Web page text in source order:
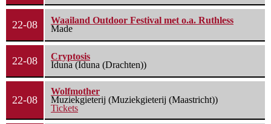
22-08
Waailand Outdoor Festival met o.a. Ruthless
Made
22-08
Cryptosis
Iduna (Iduna (Drachten))
22-08
Wolfmother
Muziekgieterij (Muziekgieterij (Maastricht))
Tickets